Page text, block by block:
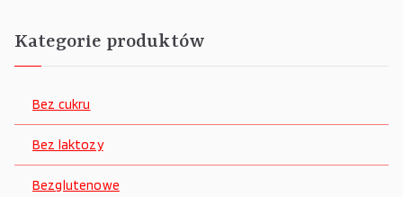
Kategorie produktów
Bez cukru
Bez laktozy
Bezglutenowe